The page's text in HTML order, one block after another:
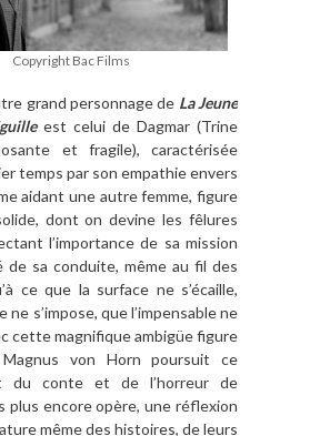
Copyright Bac Films
grand personnage de La Jeune
est celui de Dagmar (Trine
et fragile), caractérisée
temps par son empathie envers
aidant une autre femme, figure
dont on devine les fêlures
l’importance de sa mission
de sa conduite, même au fil des
ce que la surface ne s’écaille,
ne s’impose, que l’impensable ne
cette magnifique ambigüe figure
von Horn poursuit ce
du conte et de l’horreur de
plus encore opère, une réflexion
même des histoires, de leurs